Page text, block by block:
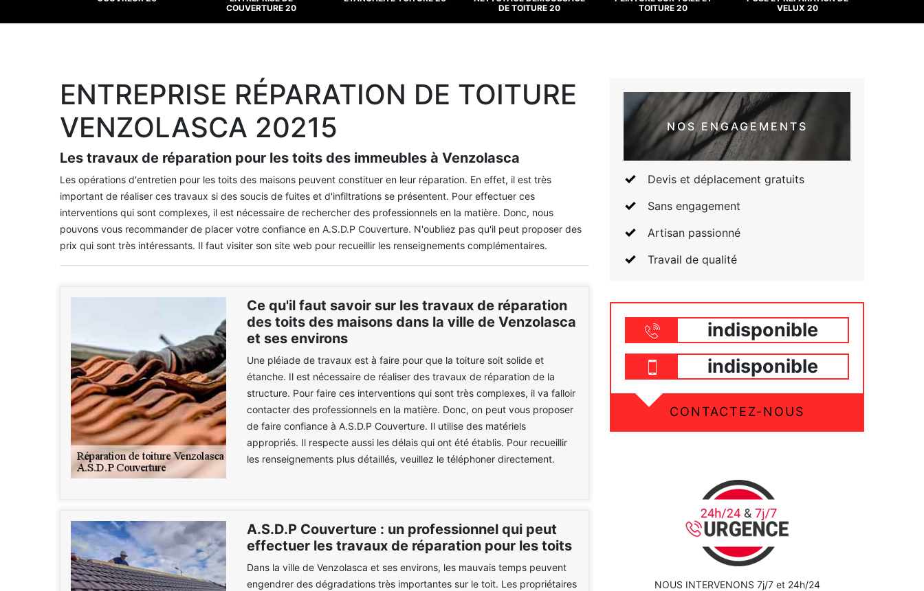
COUVERTURE 20
DE TOITURE 20
TOITURE 20
VELUX 20
ENTREPRISE RÉPARATION DE TOITURE
VENZOLASCA 20215
Les travaux de réparation pour les toits des immeubles à Venzolasca
Les opérations d'entretien pour les toits des maisons peuvent constituer en leur réparation. En effet, il est très
important de réaliser ces travaux si des soucis de fuites et d'infiltrations se présentent. Pour effectuer ces
interventions qui sont complexes, il est nécessaire de rechercher des professionnels en la matière. Donc, nous
pouvons vous recommander de placer votre confiance en A.S.D.P Couverture. N'oubliez pas qu'il peut proposer des
prix qui sont très intéressants. Il faut visiter son site web pour recueillir les renseignements complémentaires.
Ce qu'il faut savoir sur les travaux de réparation
des toits des maisons dans la ville de Venzolasca
et ses environs
Une pléiade de travaux est à faire pour que la toiture soit solide et
étanche. Il est nécessaire de réaliser des travaux de réparation de la
structure. Pour faire ces interventions qui sont très complexes, il va falloir
contacter des professionnels en la matière. Donc, on peut vous proposer
de faire confiance à A.S.D.P Couverture. Il utilise des matériels
appropriés. Il respecte aussi les délais qui ont été établis. Pour recueillir
les renseignements plus détaillés, veuillez le téléphoner directement.
A.S.D.P Couverture : un professionnel qui peut
effectuer les travaux de réparation pour les toits
Dans la ville de Venzolasca et ses environs, les mauvais temps peuvent
engendrer des dégradations très importantes sur le toit. Les propriétaires
NOS ENGAGEMENTS
Devis et déplacement gratuits
Sans engagement
Artisan passionné
Travail de qualité
indisponible
indisponible
CONTACTEZ-NOUS
NOUS INTERVENONS 7j/7 et 24h/24